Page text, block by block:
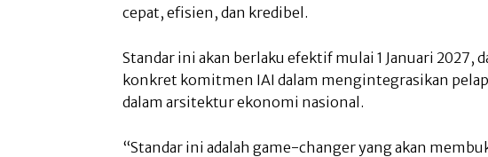
cepat, efisien, dan kredibel.
Standar ini akan berlaku efektif mulai 1 Januari 2027,
konkret komitmen IAI dalam mengintegrasikan
dalam arsitektur ekonomi nasional.
“Standar ini adalah game-changer yang akan